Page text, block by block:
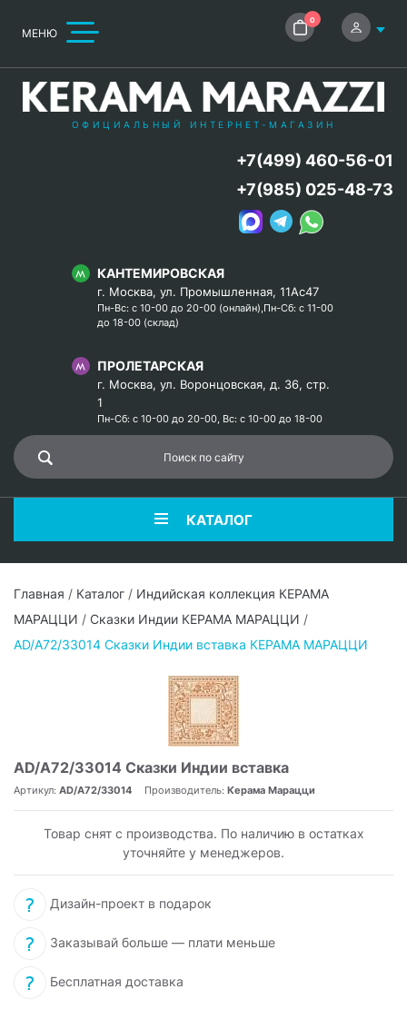
МЕНЮ
0
ОФИЦИАЛЬНЫЙ ИНТЕРНЕТ-МАГАЗИН
КАНТЕМИРОВСКАЯ
г. Москва, ул. Промышленная, 11Ас47
Пн-Вс: с 10-00 до 20-00 (онлайн),Пн-Сб: с 11-00
до 18-00 (склад)
ПРОЛЕТАРСКАЯ
г. Москва, ул. Воронцовская, д. 36, стр.
1
Пн-Сб: с 10-00 до 20-00, Вс: с 10-00 до 18-00
+7(499) 460-56-01
+7(985) 025-48-73
КАТАЛОГ
Главная / Каталог / Индийская коллекция КЕРАМА
МАРАЦЦИ / Сказки Индии КЕРАМА МАРАЦЦИ /
AD/A72/33014 Сказки Индии вставка КЕРАМА МАРАЦЦИ
AD/A72/33014 Сказки Индии вставка
Артикул: AD/A72/33014 Производитель: Керама Марацци
Товар снят с производства. По наличию в остатках
уточняйте у менеджеров.
Дизайн-проект в подарок
Заказывай больше — плати меньше
Бесплатная доставка